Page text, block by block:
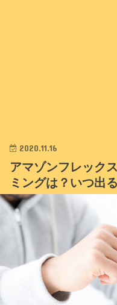
2020.11.16
アマゾンフレック
ミングは？いつ出